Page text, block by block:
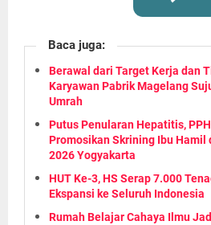
Baca juga:
Berawal dari Target Kerja dan
Karyawan Pabrik Magelang
Umrah
Putus Penularan Hepatitis,
Promosikan Skrining Ibu Hamil
2026 Yogyakarta
HUT Ke-3, HS Serap 7.000
Ekspansi ke Seluruh Indonesia
Rumah Belajar Cahaya Ilmu